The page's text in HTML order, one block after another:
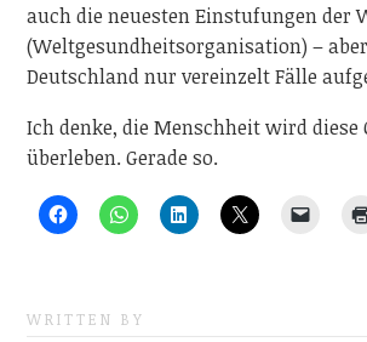
auch die neuesten Einstufungen der
(Weltgesundheitsorganisation) –
Deutschland nur vereinzelt Fälle
Ich denke, die Menschheit wird diese
überleben. Gerade so.
WRITTEN BY